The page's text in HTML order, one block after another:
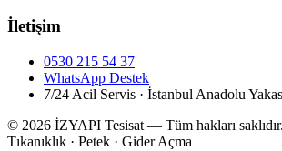
İletişim
0530 215 54 37
WhatsApp Destek
7/24 Acil Servis · İstanbul Anadolu
© 2026 İZYAPI Tesisat — Tüm hakları saklıdır.
Tıkanıklık · Petek · Gider Açma